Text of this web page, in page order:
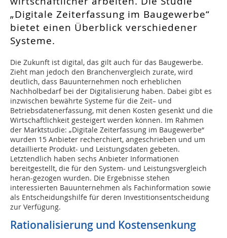
„Digitale Zeiterfassung im Baugewerbe“
bietet einen Überblick verschiedener
Systeme.
Die Zukunft ist digital, das gilt auch für das Baugewerbe.
Zieht man jedoch den Branchenvergleich zurate, wird
deutlich, dass Bauunternehmen noch erheblichen
Nachholbedarf bei der Digitalisierung haben. Dabei gibt es
inzwischen bewährte Systeme für die Zeit– und
Betriebsdatenerfassung, mit denen Kosten gesenkt und die
Wirtschaftlichkeit gesteigert werden können. Im Rahmen
der Marktstudie: „Digitale Zeiterfassung im Baugewerbe“
wurden 15 Anbieter recherchiert, angeschrieben und um
detaillierte Produkt- und Leistungsdaten gebeten.
Letztendlich haben sechs Anbieter Informationen
bereitgestellt, die für den System- und Leistungsvergleich
heran-gezogen wurden. Die Ergebnisse stehen
interessierten Bauunternehmen als Fachinformation sowie
als Entscheidungshilfe für deren Investitionsentscheidung
zur Verfügung.
Rationalisierung und Kostensenkung